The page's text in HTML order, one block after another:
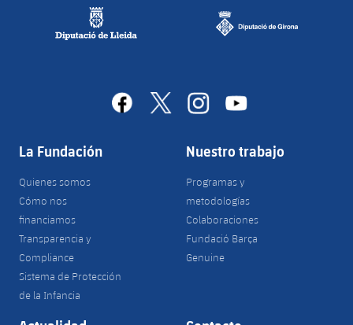
facebook
x instagramyoutube
La Fundación
Quienes somos
Cómo nos
financiamos
Transparencia y
Compliance
Sistema de Protección
de la Infancia
Nuestro trabajo
Programas y
metodologías
Colaboraciones
Fundació Barça
Genuine